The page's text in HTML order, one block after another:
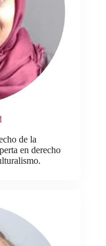
de la
en derecho